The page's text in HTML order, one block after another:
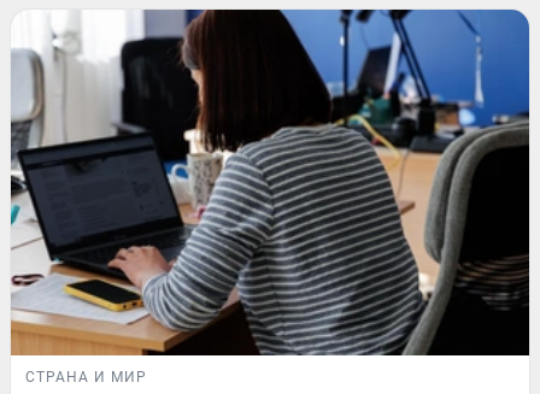
СТРАНА И МИР